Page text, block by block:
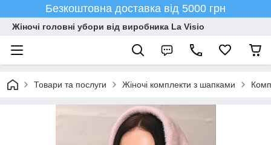
Безкоштовна доставка від 5000 грн
Жіночі головні убори від виробника La Visio
Товари та послуги Жіночі комплекти з шапками